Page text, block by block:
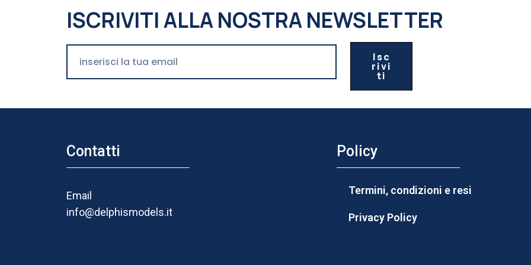
ISCRIVITI ALLA NOSTRA NEWSLETTER
Isc
Rivi
Ti
Contatti
Email
info@delphismodels.it
Policy
Termini, condizioni e resi
Privacy Policy